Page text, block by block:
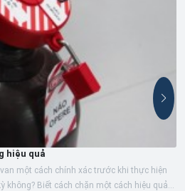
hiệu quả
một cách chính xác trước khi thực hiện
không? Biết cách chặn một cách hiệu quả